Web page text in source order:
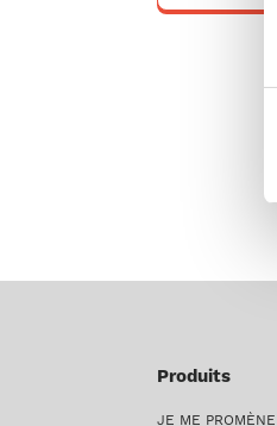
Produits
JE ME PROMÈNE